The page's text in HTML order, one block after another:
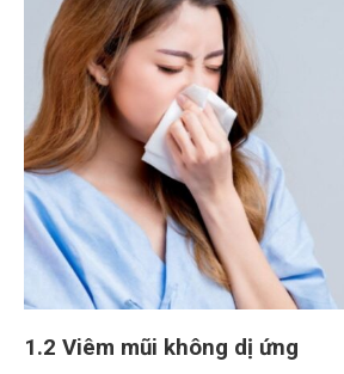
1.2 Viêm mũi không dị ứng